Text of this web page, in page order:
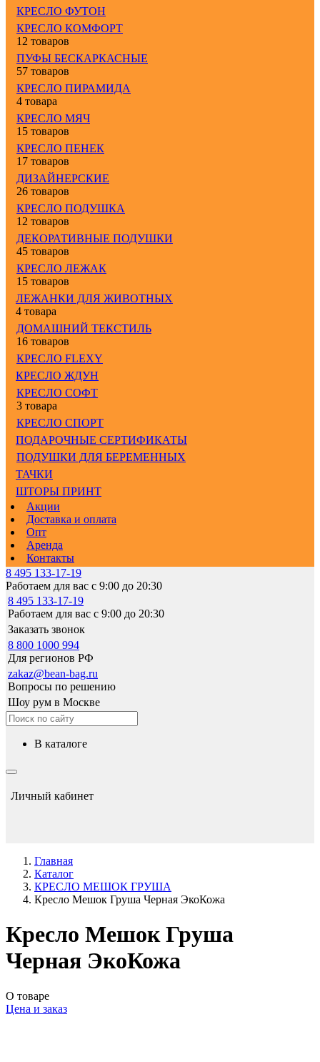
КРЕСЛО ФУТОН
КРЕСЛО КОМФОРТ
12 товаров
ПУФЫ БЕСКАРКАСНЫЕ
57 товаров
КРЕСЛО ПИРАМИДА
4 товара
КРЕСЛО МЯЧ
15 товаров
КРЕСЛО ПЕНЕК
17 товаров
ДИЗАЙНЕРСКИЕ
26 товаров
КРЕСЛО ПОДУШКА
12 товаров
ДЕКОРАТИВНЫЕ ПОДУШКИ
45 товаров
КРЕСЛО ЛЕЖАК
15 товаров
ЛЕЖАНКИ ДЛЯ ЖИВОТНЫХ
4 товара
ДОМАШНИЙ ТЕКСТИЛЬ
16 товаров
КРЕСЛО FLEXY
КРЕСЛО ЖДУН
КРЕСЛО СОФТ
3 товара
КРЕСЛО СПОРТ
ПОДАРОЧНЫЕ СЕРТИФИКАТЫ
ПОДУШКИ ДЛЯ БЕРЕМЕННЫХ
ТАЧКИ
ШТОРЫ ПРИНТ
Акции
Доставка и оплата
Опт
Аренда
Контакты
8 495 133-17-19
Работаем для вас с 9:00 до 20:30
8 495 133-17-19
Работаем для вас с 9:00 до 20:30
Заказать звонок
8 800 1000 994
Для регионов РФ
zakaz@bean-bag.ru
Вопросы по решению
Шоу рум в Москве
в каталоге
Личный кабинет
Главная
Каталог
КРЕСЛО МЕШОК ГРУША
Кресло Мешок Груша Черная ЭкоКожа
Кресло Мешок Груша
Черная ЭкоКожа
О товаре
Цена и заказ